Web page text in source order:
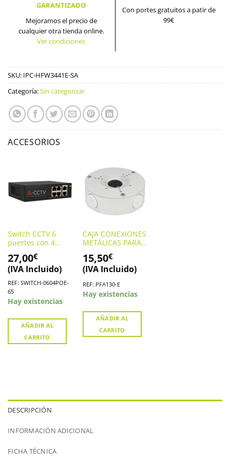
GARANTIZADO
Mejoramos el precio de
cualquier otra tienda online.
Ver condiciones
Con portes gratuitos a patir de
99€
SKU: IPC-HFW3441E-SA
Categoría:Sin categorizar
ACCESORIOS
Switch CCTV 6
puertos con 4
puertos PoE.
SWITCH-0604POE-
65
27,00€
(IVA Incluido)
REF: SWITCH-0604POE-
65
Hay existencias
AÑADIR AL
CARRITO
CAJA CONEXIONES
METÁLICAS PARA
CÁMARAS
(PFA130-E)
15,50€
(IVA Incluido)
REF: PFA130-E
Hay existencias
AÑADIR AL
CARRITO
DESCRIPCIÓN
INFORMACIÓN ADICIONAL
FICHA TÉCNICA